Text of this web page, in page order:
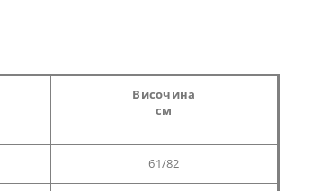
Височина
см
61/82